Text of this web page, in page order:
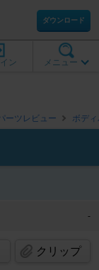
ダウンロード
メニュー
ン
ーツレビュー ボデ
-
クリップ